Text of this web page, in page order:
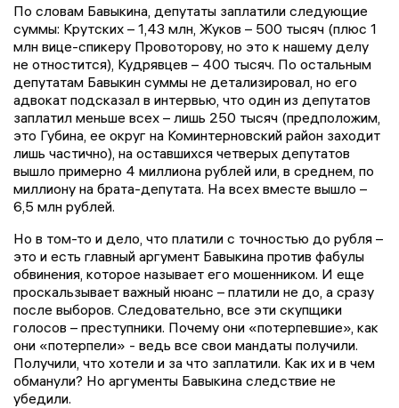
По словам Бавыкина, депутаты заплатили следующие
суммы: Крутских – 1,43 млн, Жуков – 500 тысяч (плюс 1
млн вице-спикеру Провоторову, но это к нашему делу
не отностится), Кудрявцев – 400 тысяч. По остальным
депутатам Бавыкин суммы не детализировал, но его
адвокат подсказал в интервью, что один из депутатов
заплатил меньше всех – лишь 250 тысяч (предположим,
это Губина, ее округ на Коминтерновский район заходит
лишь частично), на оставшихся четверых депутатов
вышло примерно 4 миллиона рублей или, в среднем, по
миллиону на брата-депутата. На всех вместе вышло –
6,5 млн рублей.
Но в том-то и дело, что платили с точностью до рубля –
это и есть главный аргумент Бавыкина против фабулы
обвинения, которое называет его мошенником. И еще
проскальзывает важный нюанс – платили не до, а сразу
после выборов. Следовательно, все эти скупщики
голосов – преступники. Почему они «потерпевшие», как
они «потерпели» - ведь все свои мандаты получили.
Получили, что хотели и за что заплатили. Как их и в чем
обманули? Но аргументы Бавыкина следствие не
убедили.